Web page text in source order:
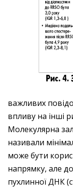
важливих
впливу на інші
Молекулярна
називали
може бути
напрямку, але
пухлинної ДНК